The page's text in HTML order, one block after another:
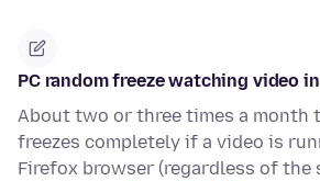
PC random freeze watching video
About two or three times a month
freezes completely if a video is
Firefox browser (regardless of the